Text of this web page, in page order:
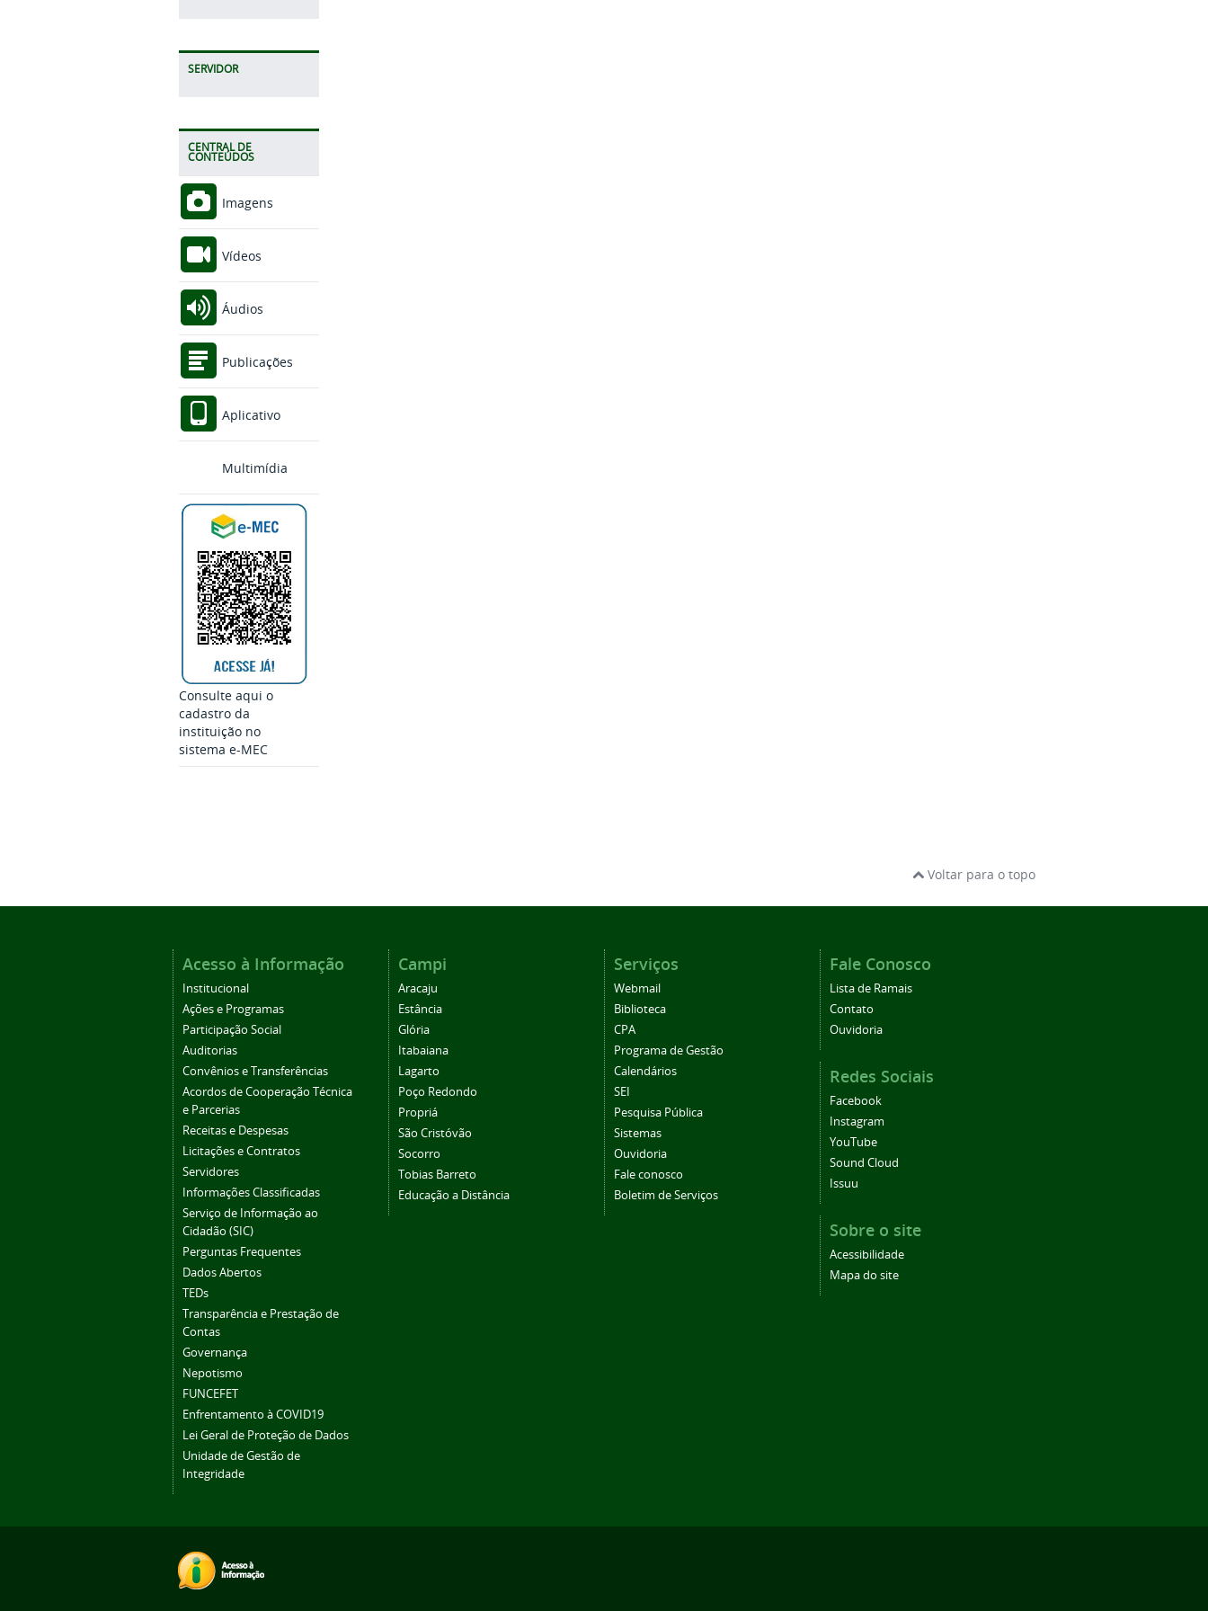
SERVIDOR
CENTRAL DE
CONTEÚDOS
Imagens
Vídeos
Áudios
Publicações
Aplicativo
Multimídia
Consulte aqui o
cadastro da
instituição no
sistema e-MEC
Voltar para o topo
Acesso à Informação
Institucional
Ações e Programas
Participação Social
Auditorias
Convênios e Transferências
Acordos de Cooperação Técnica
e Parcerias
Receitas e Despesas
Licitações e Contratos
Servidores
Informações Classificadas
Serviço de Informação ao
Cidadão (SIC)
Perguntas Frequentes
Dados Abertos
TEDs
Transparência e Prestação de
Contas
Governança
Nepotismo
FUNCEFET
Enfrentamento à COVID19
Lei Geral de Proteção de Dados
Unidade de Gestão de
Integridade
Campi
Aracaju
Estância
Glória
Itabaiana
Lagarto
Poço Redondo
Propriá
São Cristóvão
Socorro
Tobias Barreto
Educação a Distância
Serviços
Webmail
Biblioteca
CPA
Programa de Gestão
Calendários
SEI
Pesquisa Pública
Sistemas
Ouvidoria
Fale conosco
Boletim de Serviços
Fale Conosco
Lista de Ramais
Contato
Ouvidoria
Redes Sociais
Facebook
Instagram
YouTube
Sound Cloud
Issuu
Sobre o site
Acessibilidade
Mapa do site